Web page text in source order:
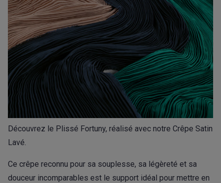
Découvrez le Plissé Fortuny, réalisé avec notre Crêpe Satin
Lavé.
Ce crêpe reconnu pour sa souplesse, sa légèreté et sa
douceur incomparables est le support idéal pour mettre en